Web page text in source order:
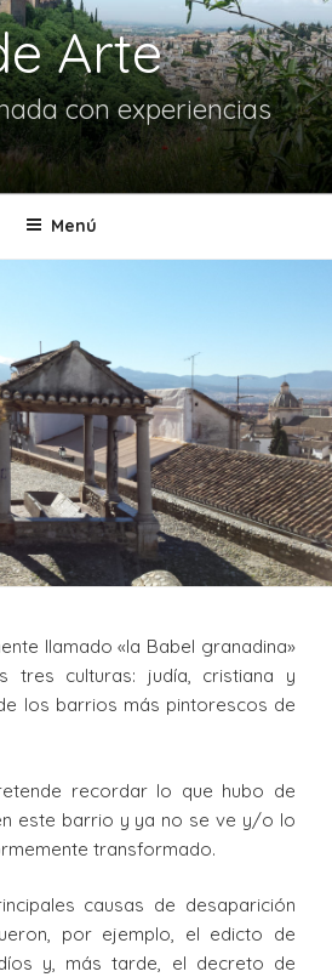
Arte
con experiencias
Menú
llamado «la Babel granadina»
tres culturas: judía, cristiana y
los barrios más pintorescos de
recordar lo que hubo de
este barrio y ya no se ve y/o lo
transformado.
causas de desaparición
por ejemplo, el edicto de
y, más tarde, el decreto de